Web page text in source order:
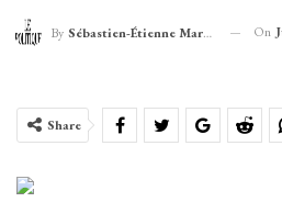
By Sébastien-Étienne Marechal On
Share